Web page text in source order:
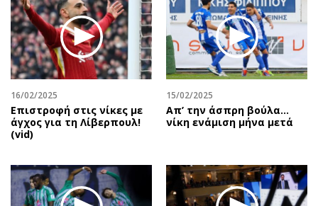
Θέατρο-Χορός
Μουσική
Εικαστικά
Βιβλίο
Χειρόγραφα
Podcasts
Uncut
Προσφορές
Προσωπικότητες στην ''Κ''
Επιστολές
16/02/2025
Επιστροφή στις νίκες με
άγχος για τη Λίβερπουλ!
(vid)
15/02/2025
Απ’ την άσπρη βούλα…
νίκη ενάμιση μήνα μετά